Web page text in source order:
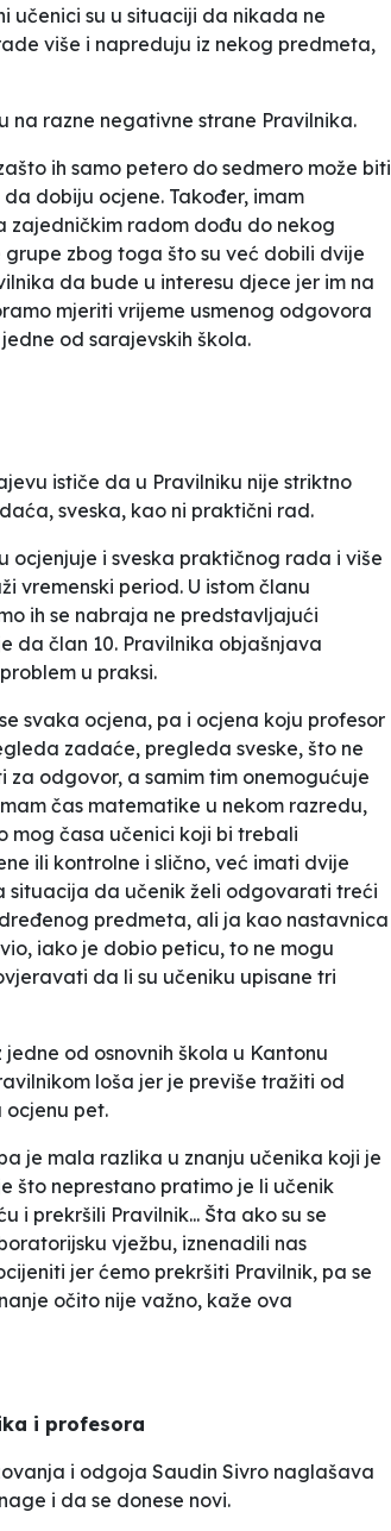
učenici su u situaciji da nikada ne
više i napreduju iz nekog predmeta,
na razne negativne strane Pravilnika.
ih samo petero do sedmero može biti
dobiju ocjene. Također, imam
zajedničkim radom dođu do nekog
zbog toga što su već dobili dvije
da bude u interesu djece jer im na
mjeriti vrijeme usmenog odgovora
od sarajevskih škola.
ističe da u Pravilniku nije striktno
sveska, kao ni praktični rad.
ocjenjuje i sveska praktičnog rada i više
vremenski period. U istom članu
ih se nabraja ne predstavljajući
da član 10. Pravilnika objašnjava
u praksi.
svaka ocjena, pa i ocjena koju profesor
zadaće, pregleda sveske, što ne
odgovor, a samim tim onemogućuje
čas matematike u nekom razredu,
mog časa učenici koji bi trebali
ili kontrolne i slično, već imati dvije
situacija da učenik želi odgovarati treći
predmeta, ali ja kao nastavnica
iako je dobio peticu, to ne mogu
da li su učeniku upisane tri
od osnovnih škola u Kantonu
loša jer je previše tražiti od
ocjenu pet.
je mala razlika u znanju učenika koji je
što neprestano pratimo je li učenik
i prekršili Pravilnik... Šta ako su se
vježbu, iznenadili nas
jer ćemo prekršiti Pravilnik, pa se
očito nije važno, kaže ova
i profesora
i odgoja Saudin Sivro naglašava
i da se donese novi.